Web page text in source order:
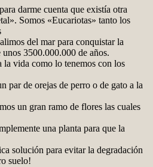
darme cuenta que existía otra
Somos «Eucariotas» tanto los
del mar para conquistar la
3500.000.000 de años.
la vida como lo tenemos con los
par de orejas de perro o de gato a la
un gran ramo de flores las cuales
una planta para que la
solución para evitar la degradación
suelo!